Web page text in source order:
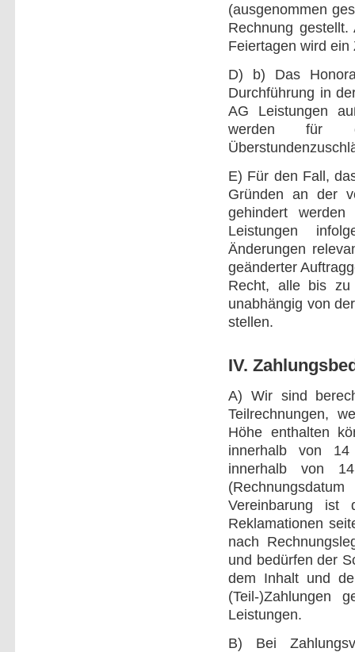
(ausgenommen
Rechnung
Feiertagen wird
D) b) Das
Durchführung in
AG Leistungen
werden für
E) Für den Fall,
Gründen an der
gehindert
Leistungen
Änderungen
geänderter
Recht, alle bis zu
unabhängig von
stellen.
IV.
A) Wir sind
Teilrechnungen,
Höhe enthalten
innerhalb von 14
innerhalb von
Vereinbarung ist
Reklamationen
nach
und bedürfen der
dem Inhalt und
(Teil-)Zahlungen
Leistungen.
B) Bei